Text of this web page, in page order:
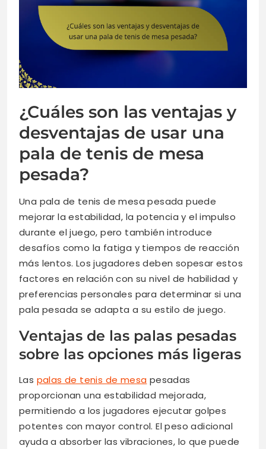
¿Cuáles son las ventajas y
desventajas de usar una
pala de tenis de mesa
pesada?
Una pala de tenis de mesa pesada puede
mejorar la estabilidad, la potencia y el impulso
durante el juego, pero también introduce
desafíos como la fatiga y tiempos de reacción
más lentos. Los jugadores deben sopesar estos
factores en relación con su nivel de habilidad y
preferencias personales para determinar si una
pala pesada se adapta a su estilo de juego.
Ventajas de las palas pesadas
sobre las opciones más ligeras
Las palas de tenis de mesa pesadas
proporcionan una estabilidad mejorada,
permitiendo a los jugadores ejecutar golpes
potentes con mayor control. El peso adicional
ayuda a absorber las vibraciones, lo que puede